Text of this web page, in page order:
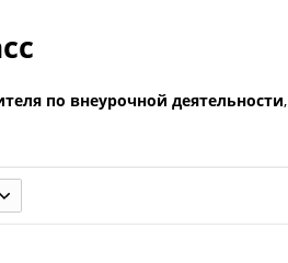
по внеурочной деятельности,